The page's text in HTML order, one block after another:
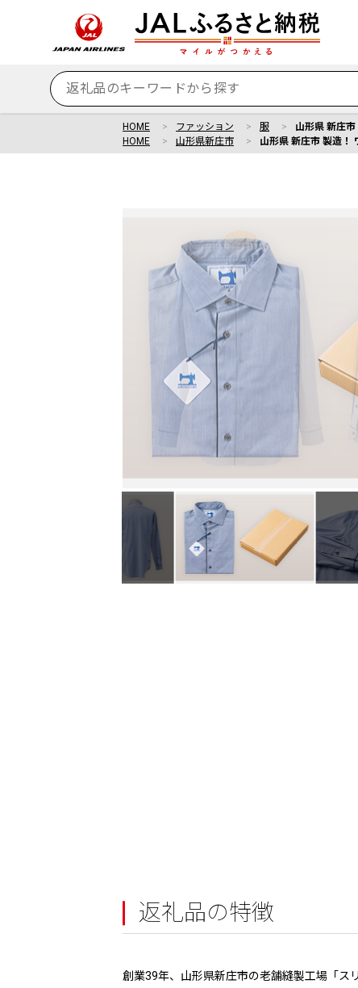
HOME ファッション 服
山形県 新庄
HOME
山形県新庄市 山形県 新庄市 製造！
返礼品の特徴
創業39年、山形県新庄市の老舗縫製工場「ス